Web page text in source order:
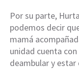
Por su parte,
podemos decir
mamá
unidad cuenta
deambular y estar